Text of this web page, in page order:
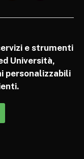
e strumenti
Università,
personalizzabili